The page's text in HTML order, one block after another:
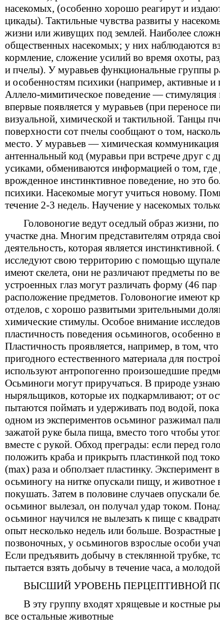
насекомых, (особенно хорошо реагирут и
цикады). Тактильные чувства развиты у
жизни или живущих под землей. Наиболее
общественных насекомых; у них наблюдаются
кормление, сложение усилий во время охоты,
и пчелы). У муравьев функциональные группы
и особенностям психики (например, активные и
Аллело-мимитическое поведение —
впервые появляется у муравьев (при переносе
визуальной, химической и тактильной. Танцы
поверхности сот пчелы сообщают о том,
место. У муравьев — химическая
антеннальный код (муравьи при встрече друг с
усиками, обмениваются информацией о том,
врожденное инстинктивное поведение, но это
психики. Насекомые могут учиться новому.
течение 2-3 недель. Научение у насекомых
Головоногие ведут оседлый образ жизни,
участке дна. Многим представителям отряда
деятельность, которая является
исследуют свою территорию с помощью
имеют скелета, они не различают предметы по
устроенных глаз могут различать форму (46
расположение предметов. Головоногие имеют
отделов, с хорошо развитыми зрительными
химические стимулы. Особое внимание
пластичность поведения осьминогов, особенно
Пластичность проявляется, например, в том,
пригодного естественного материала для
используют антропогенно произошедшие
Осьминоги могут приручаться. В природе
ныряльщиков, которые их подкармливают; от
пытаются поймать и удерживать под водой,
одном из экспериментов осьминог разжимал
зажатой руке была пища, вместо того чтобы
вместе с рукой. Обход преграды: если перед
положить краба и прикрыть пластинкой под
(max) раза и обползает пластинку. Эксперимент
осьминогу на нитке опускали пищу, и животное
покушать. Затем в половине случаев опускали
осьминог вылезал, он получал удар током.
осьминог научился не вылезать к пище с
опыт несколько недель или больше. Возрастные
позвоночных, у осьминогов взрослые особи
Если предъявить добычу в стеклянной трубке,
пытается взять добычу в течение часа, а
ВЫСШИЙ УРОВЕНЬ ПЕРЦЕПТИВНОЙ
В эту группу входят хрящевые и костные
все остальные животные